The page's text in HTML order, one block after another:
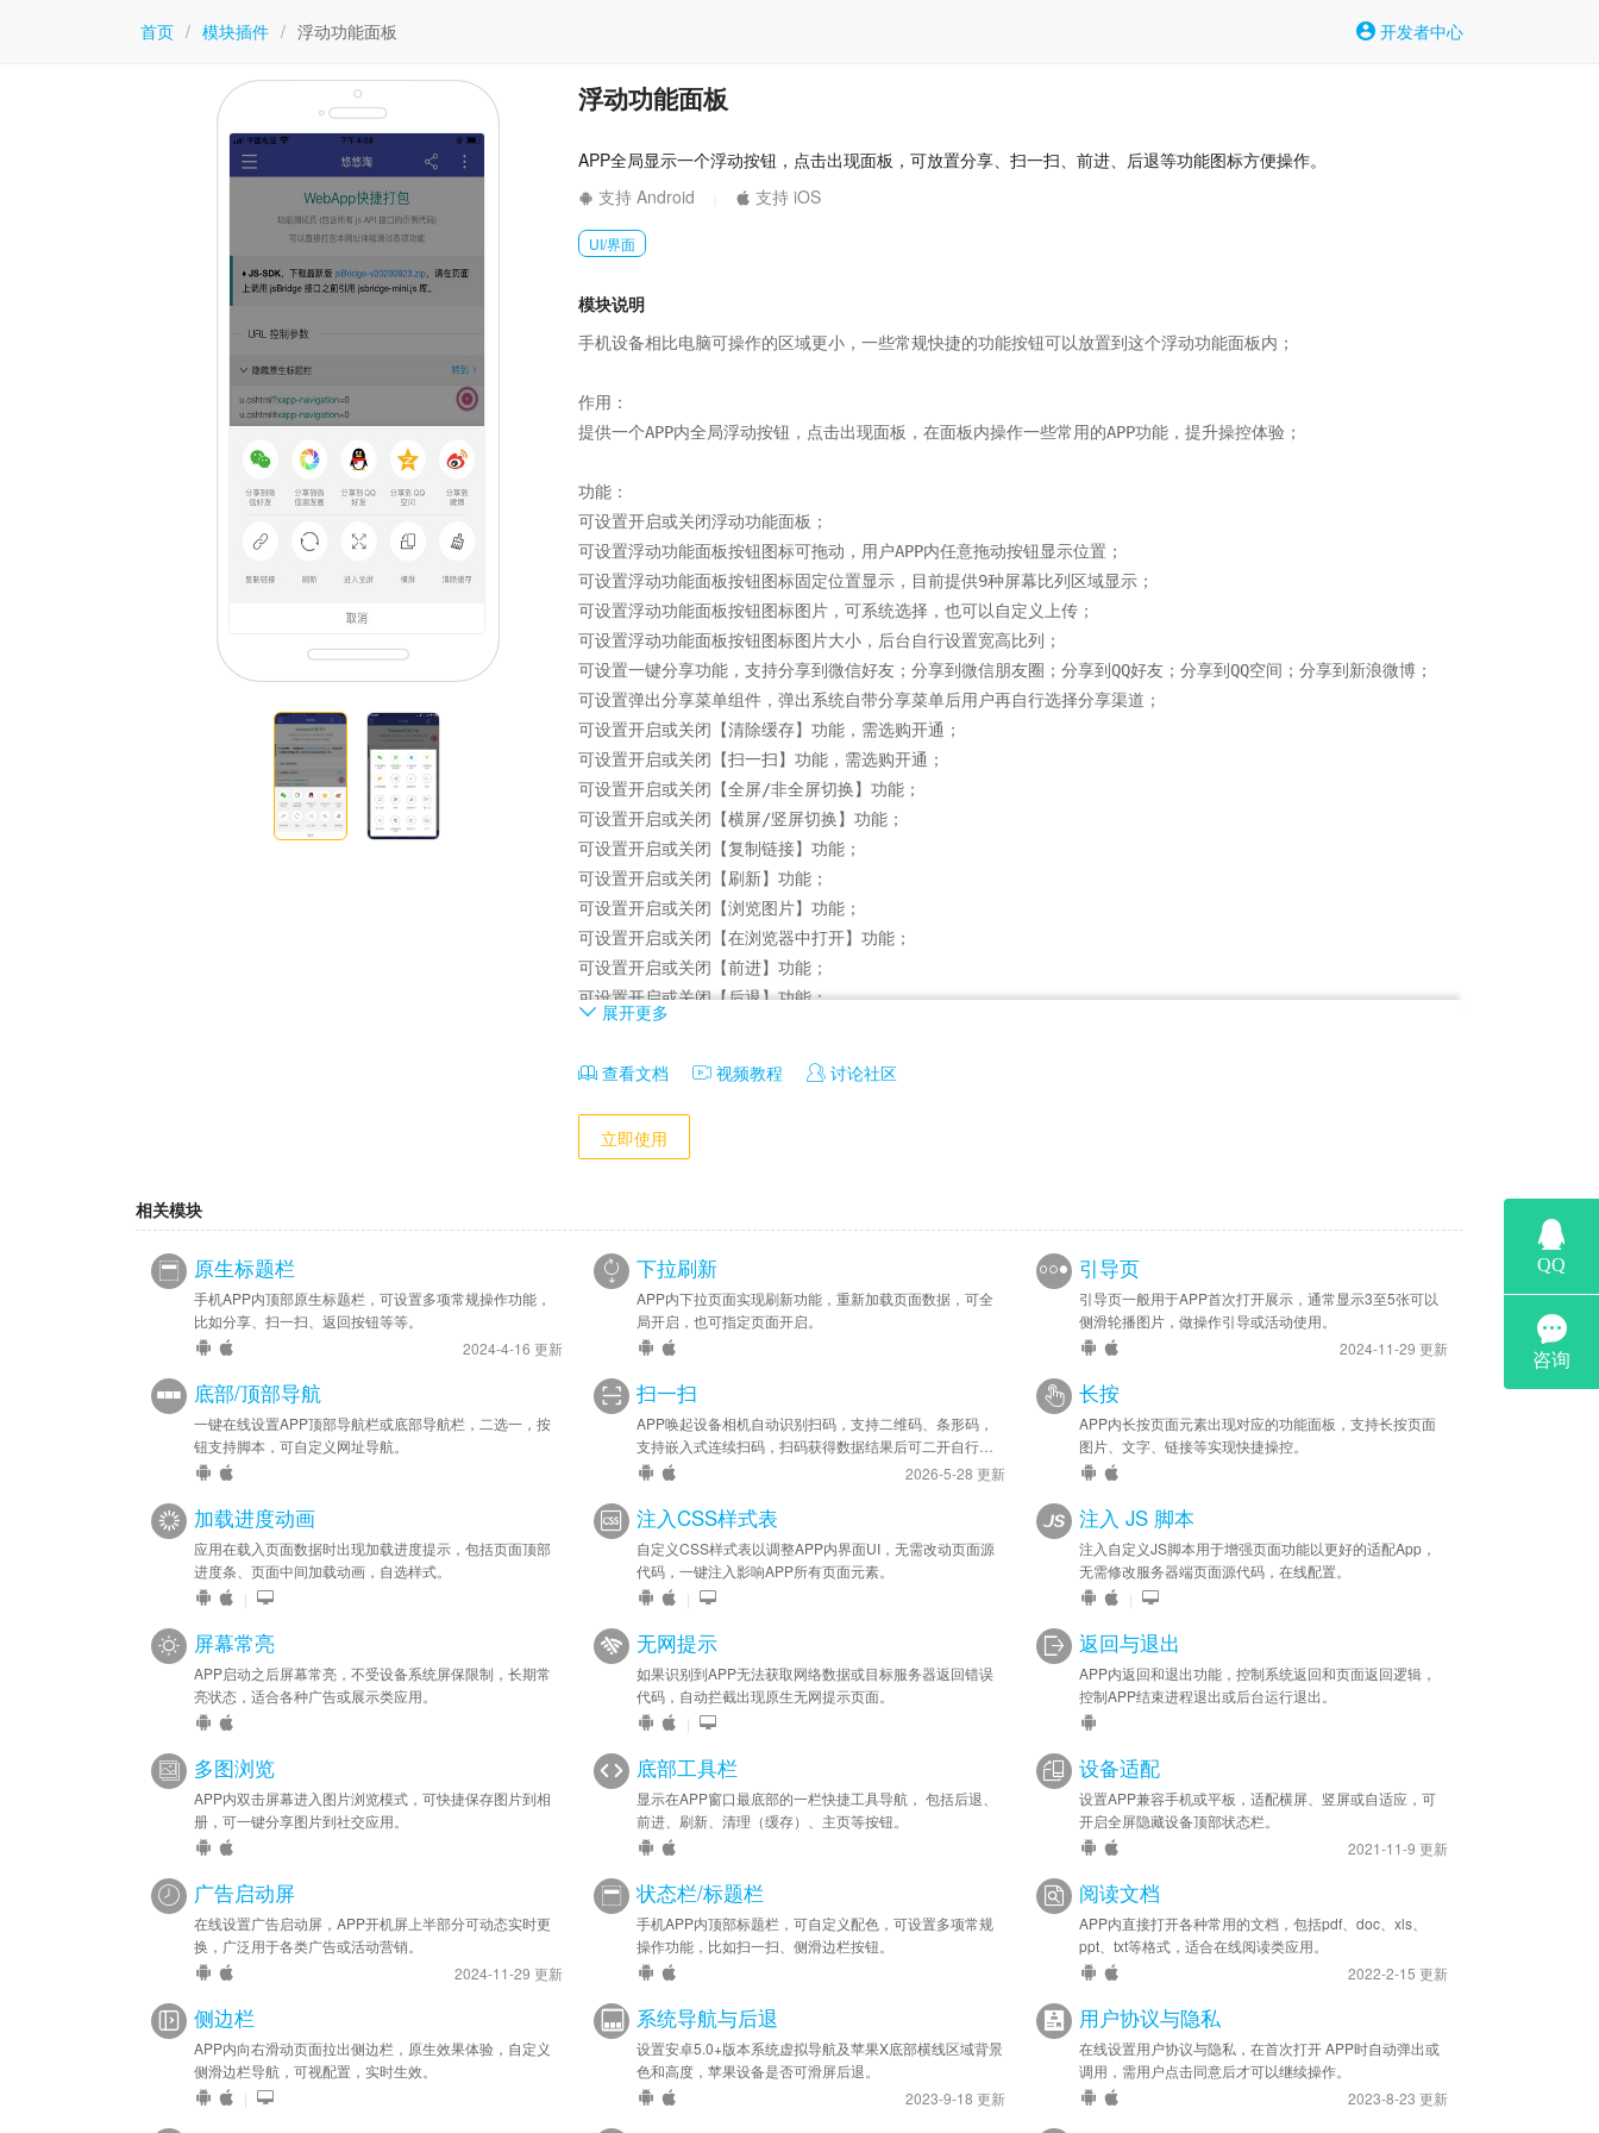
首页 / 模块插件 / 浮动功能面板 开发者中心
浮动功能面板
APP全局显示一个浮动按钮，点击出现面板，可放置分享、扫一扫、前进、后退等功能图标方便操作。
支持 Android
支持 iOS
UI/界面
模块说明
手机设备相比电脑可操作的区域更小，一些常规快捷的功能按钮可以放置到这个浮动功能面板内；
作用：
提供一个APP内全局浮动按钮，点击出现面板，在面板内操作一些常用的APP功能，提升操控体验；
功能：
可设置开启或关闭浮动功能面板；
可设置浮动功能面板按钮图标可拖动，用户APP内任意拖动按钮显示位置；
可设置浮动功能面板按钮图标固定位置显示，目前提供9种屏幕比列区域显示；
可设置浮动功能面板按钮图标图片，可系统选择，也可以自定义上传；
可设置浮动功能面板按钮图标图片大小，后台自行设置宽高比列；
可设置一键分享功能，支持分享到微信好友；分享到微信朋友圈；分享到QQ好友；分享到QQ空间；分享到新浪微博；
可设置弹出分享菜单组件，弹出系统自带分享菜单后用户再自行选择分享渠道；
可设置开启或关闭【清除缓存】功能，需选购开通；
可设置开启或关闭【扫一扫】功能，需选购开通；
可设置开启或关闭【全屏/非全屏切换】功能；
可设置开启或关闭【横屏/竖屏切换】功能；
可设置开启或关闭【复制链接】功能；
可设置开启或关闭【刷新】功能；
可设置开启或关闭【浏览图片】功能；
可设置开启或关闭【在浏览器中打开】功能；
可设置开启或关闭【前进】功能；
可设置开启或关闭【后退】功能；
可设置开启或关闭【回到首页】功能；
开发：
提供jsBridge.action开发方案，通过页面JS调用来实现自定义；
展开更多
查看文档 视频教程 讨论社区
立即使用
相关模块
原生标题栏
手机APP内顶部原生标题栏，可设置多项常规操作功能，
比如分享、扫一扫、返回按钮等等。
2024-4-16 更新
下拉刷新
APP内下拉页面实现刷新功能，重新加载页面数据，可全
局开启，也可指定页面开启。
引导页
引导页一般用于APP首次打开展示，通常显示3至5张可以
侧滑轮播图片，做操作引导或活动使用。
2024-11-29 更新
底部/顶部导航
一键在线设置APP顶部导航栏或底部导航栏，二选一，按
钮支持脚本，可自定义网址导航。
扫一扫
APP唤起设备相机自动识别扫码，支持二维码、条形码，
支持嵌入式连续扫码，扫码获得数据结果后可二开自行处
理。
2026-5-28 更新
长按
APP内长按页面元素出现对应的功能面板，支持长按页面
图片、文字、链接等实现快捷操控。
加载进度动画
应用在载入页面数据时出现加载进度提示，包括页面顶部
进度条、页面中间加载动画，自选样式。
|
注入CSS样式表
自定义CSS样式表以调整APP内界面UI，无需改动页面源
代码，一键注入影响APP所有页面元素。
|
注入 JS 脚本
注入自定义JS脚本用于增强页面功能以更好的适配App，
无需修改服务器端页面源代码，在线配置。
|
屏幕常亮
APP启动之后屏幕常亮，不受设备系统屏保限制，长期常
亮状态，适合各种广告或展示类应用。
无网提示
如果识别到APP无法获取网络数据或目标服务器返回错误
代码，自动拦截出现原生无网提示页面。
|
返回与退出
APP内返回和退出功能，控制系统返回和页面返回逻辑，
控制APP结束进程退出或后台运行退出。
多图浏览
APP内双击屏幕进入图片浏览模式，可快捷保存图片到相
册，可一键分享图片到社交应用。
底部工具栏
显示在APP窗口最底部的一栏快捷工具导航， 包括后退、
前进、刷新、清理（缓存）、主页等按钮。
设备适配
设置APP兼容手机或平板，适配横屏、竖屏或自适应，可
开启全屏隐藏设备顶部状态栏。
2021-11-9 更新
广告启动屏
在线设置广告启动屏，APP开机屏上半部分可动态实时更
换，广泛用于各类广告或活动营销。
2024-11-29 更新
状态栏/标题栏
手机APP内顶部标题栏，可自定义配色，可设置多项常规
操作功能，比如扫一扫、侧滑边栏按钮。
阅读文档
APP内直接打开各种常用的文档，包括pdf、doc、xls、
ppt、txt等格式，适合在线阅读类应用。
2022-2-15 更新
侧边栏
APP内向右滑动页面拉出侧边栏，原生效果体验，自定义
侧滑边栏导航，可视配置，实时生效。
|
系统导航与后退
设置安卓5.0+版本系统虚拟导航及苹果X底部横线区域背景
色和高度，苹果设备是否可滑屏后退。
2023-9-18 更新
用户协议与隐私
在线设置用户协议与隐私，在首次打开 APP时自动弹出或
调用，需用户点击同意后才可以继续操作。
2023-8-23 更新